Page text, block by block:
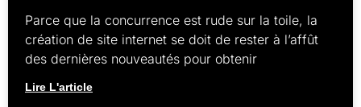
Parce que la concurrence est rude sur la toile, la
création de site internet se doit de rester à l’affût
des dernières nouveautés pour obtenir
Lire L'article